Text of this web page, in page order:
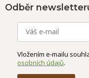
Odběr
Vložením e-mailu
osobních údajů.